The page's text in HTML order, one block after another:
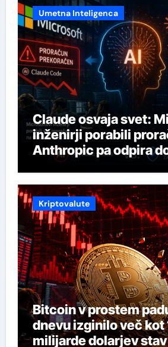
Umetna Inteligenca
Claude osvaja svet:
inženirji porabili
Anthropic pa odpira
svojega
Kriptovalute
Bitcoin v prostem
dnevu izginilo več kot
milijarde dolarjev stav